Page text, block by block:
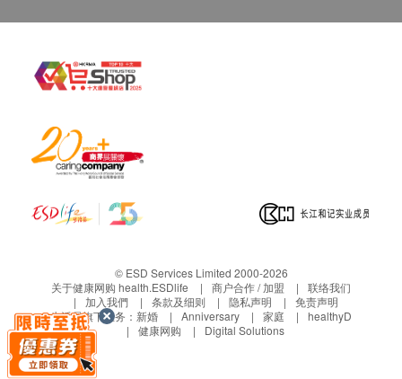
最少订购数量为: 两箱屈臣氏蒸馏水12公升
电子水券不得退款、转让或兑换现金或其他货品，
与及不适用于任何临时送货地址。
馏水，若有任何差额，恕不退款。
所有电子水券数目将随每次送货确认发货单后更新
用及最新结余
公时间#内通知屈臣氏蒸馏水客户服务中心安排，
否则该等货品在七天后将视为已被客户接纳
#本公司客户服务中心办公时间：星期一至五早上八
时至下午六时星期六早上八时至下午五时(公众假期除
water.com/条款及细则
水樽按金:
樽按金，于首次送货时缴交， 每樽收取HＫ
＄２０，按金将于退回水樽时退还。
保养:
水机提供1 年保养
HC99L-UFD、HC90L-UFD上冷水热水机及
Wats-MiniS, B-22 及Wats-Touch Mini 水机及
WWS 88 RO免安装温热过滤水机提供12个月
免费自携维修服务。
保养期由收货日期起计12个月内有效；保养期
过后更换零件需另外收费，建议保留购买单据
© ESD Services Limited 2000-2026
关于健康网购 health.ESDlife
商户合作 / 加盟
联络我们
加入我們
条款及细则 隐私声明
免责声明
生活易旗下业务： 新婚 Anniversary 家庭
healthyD
健康网购
Digital Solutions